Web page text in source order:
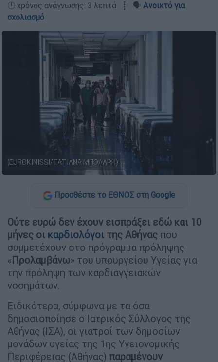
🕛 χρόνος ανάγνωσης: 3 λεπτά ┋ 🗣️ Ανοικτό για
σχολιασμό
(EUROKINISSI/ΤΑΤΙΑΝΑ ΜΠΟΛΑΡΗ)
Προσθέστε το ΕΘΝΟΣ στη Google
Ούτε ευρώ δεν έχουν εισπράξει εδώ και 10
μήνες οι καρδιολόγοι της Αθήνας που
συμμετέχουν στο πρόγραμμα πρόληψης
«Προλαμβάνω» του υπουργείου Υγείας για
την πρόληψη των καρδιαγγειακών
νοσημάτων.
Ειδικότερα, σύμφωνα με τα όσα
δημοσιοποίησε ο Ιατρικός Σύλλογος της
Αθήνας (ΙΣΑ), οι γιατροί των δημοσίων
μονάδων υγείας της 1ης Υγειονομικής
Περιφέρειας (Αθήνας) παραμένουν